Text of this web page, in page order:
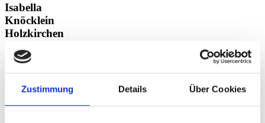
Zustimmung Details Über Cookies
Isabella
Knöcklein
Holzkirchen
LEITUNG
THERAPIE,
FACHLICHE
LEITUNG